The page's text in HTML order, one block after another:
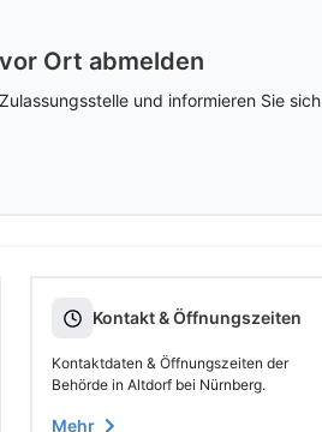
Ort abmelden
und informieren Sie sich
Kontakt & Öffnungszeiten
Kontaktdaten & Öffnungszeiten der
Behörde in Altdorf bei Nürnberg.
Mehr